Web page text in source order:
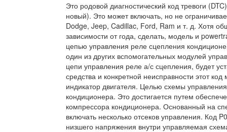
Это родовой диагностический код тревоги
новый). Это может включать, но не
Dodge, Jeep, Cadillac, Ford, Ram и т. д. Хотя
зависимости от года, сделать, модель и
цепью управления реле сцепления
один из других вспомогательных модулей
цепи управления реле а/с сцепления, будет
средства и конкретной неисправности этот
индикатор двигателя. Целью схемы
кондиционера. Это достигается путем
компрессора кондиционера. Основанный на
включать несколько отсеков управления. Код
низшего напряжения внутри управляемая